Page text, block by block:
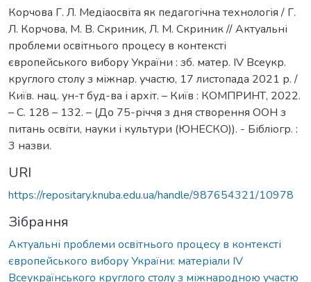
Корчова Г. Л. Медіаосвіта як педагогічна технологія / Г.
Л. Корчова, М. В. Скриник, Л. М. Скриник // Актуальні
проблеми освітнього процесу в контексті
європейського вибору України : зб. матер. ІV Всеукр.
круглого столу з міжнар. участю, 17 листопада 2021 р. /
Київ. нац. ун-т буд-ва і архіт. – Київ : КОМПРИНТ, 2022.
– С. 128 – 132. – (До 75-річчя з дня створення ООН з
питань освіти, науки і культури (ЮНЕСКО)). - Бібліогр. :
3 назви.
URI
https://repositary.knuba.edu.ua/handle/987654321/10978
Зібрання
Актуальні проблеми освітнього процесу в контексті
європейського вибору України: матеріали ІV
Всеукраїнського круглого столу з міжнародною участю